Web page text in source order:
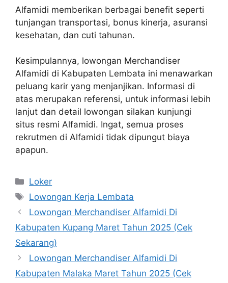
Alfamidi memberikan berbagai benefit seperti
tunjangan transportasi, bonus kinerja, asuransi
kesehatan, dan cuti tahunan.
Kesimpulannya, lowongan Merchandiser
Alfamidi di Kabupaten Lembata ini menawarkan
peluang karir yang menjanjikan. Informasi di
atas merupakan referensi, untuk informasi lebih
lanjut dan detail lowongan silakan kunjungi
situs resmi Alfamidi. Ingat, semua proses
rekrutmen di Alfamidi tidak dipungut biaya
apapun.
Kategori
Loker
Tag
Lowongan Kerja Lembata
Lowongan Merchandiser Alfamidi Di
Kabupaten Kupang Maret Tahun 2025 (Cek
Sekarang)
Lowongan Merchandiser Alfamidi Di
Kabupaten Malaka Maret Tahun 2025 (Cek